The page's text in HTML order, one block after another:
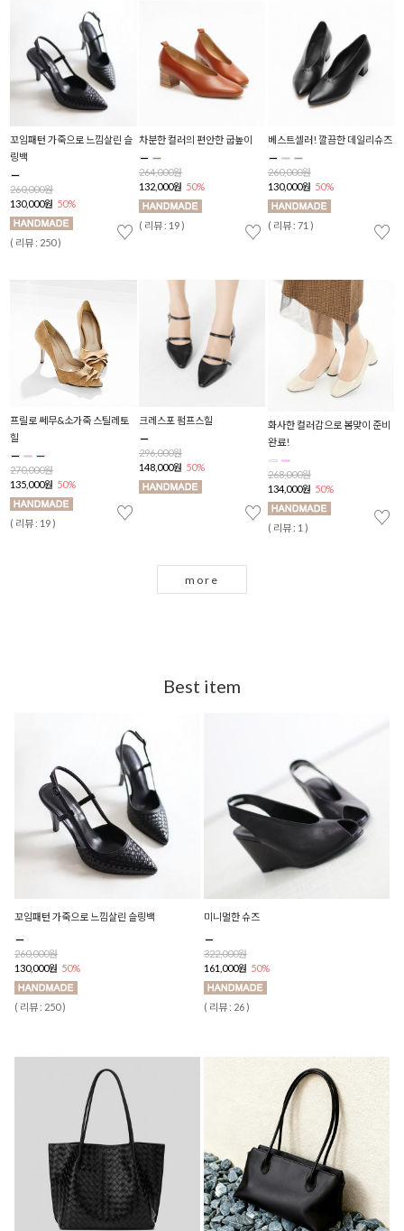
♡
꼬임패턴 가죽으로 느낌살린 슬
링백
260,000원
130,000원 50%
( 리뷰 : 250 ) ♡
차분한 컬러의 편안한 굽높이
264,000원
132,000원 50%
( 리뷰 : 19 ) ♡
베스트셀러! 깔끔한 데일리슈즈
260,000원
130,000원 50%
( 리뷰 : 71 )
♡
프릴로 쎄무&소가죽 스틸레토
힐
270,000원
135,000원 50%
( 리뷰 : 19 ) ♡
크레스포 펌프스힐
296,000원
148,000원 50%
♡
화사한 컬러감으로 봄맞이 준비
완료!
268,000원
134,000원 50%
( 리뷰 : 1 )
more
Best item
꼬임패턴 가죽으로 느낌살린 슬링백
260,000원
130,000원 50%
( 리뷰 : 250 )
미니멀한 슈즈
322,000원
161,000원 50%
( 리뷰 : 26 )